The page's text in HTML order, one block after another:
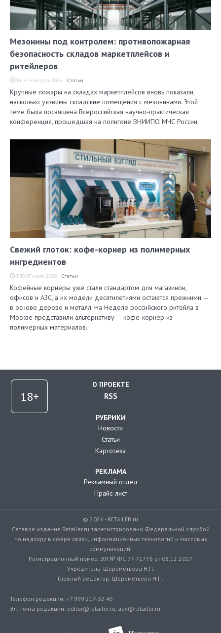
Мезонины под контролем: противопожарная
безопасность складов маркетплейсов и
ритейлеров
14:14, 4 августа 2026 Статьи
Крупные пожары на складах маркетплейсов вновь показали,
насколько уязвимы складские помещения с мезонинами. Этой
теме была посвящена Всероссийская научно-практическая
конференция, прошедшая на полигоне ВНИИПО МЧС России.
Свежий глоток: кофе-корнер из полимерных
ингредиентов
11:19, 17 июля 2026 Статьи
Кофейные корнеры уже стали стандартом для магазинов,
офисов и АЗС, а их модели десятилетиями остаются прежними —
в основе дерево и металл. На Неделе российского ритейла в
Москве представили альтернативу — кофе-корнер из
полимерных материалов.
О ПРОЕКТЕ
RSS
РУБРИКИ
Новости
Статьи
Картотека
РЕКЛАМА
Рекламный отдел
Прайс-лист
© 2026 - RETAILER.ru
Сетевое издание Retailer.ru зарегистрировано Федеральной службой
по надзору в сфере связи, информационных технологий и массовых
коммуникаций.
Регистрационный номер: ЭЛ № ФС 77-71776 от 08.12.2017
Учредитель: Шереметьева Н.П.
Главный редактор: Шереметьева Н.П.
Телефон редакции: +7 999 217-32-45
Эл. почта редакции: editor@retailer.ru, adv@retailer.ru